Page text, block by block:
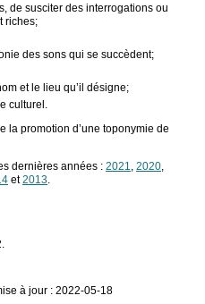
de susciter des interrogations ou
riches;
des sons qui se succèdent;
et le lieu qu’il désigne;
culturel.
la promotion d’une toponymie de
dernières années : 2021 2020
et2013
à jour : 2022-05-18